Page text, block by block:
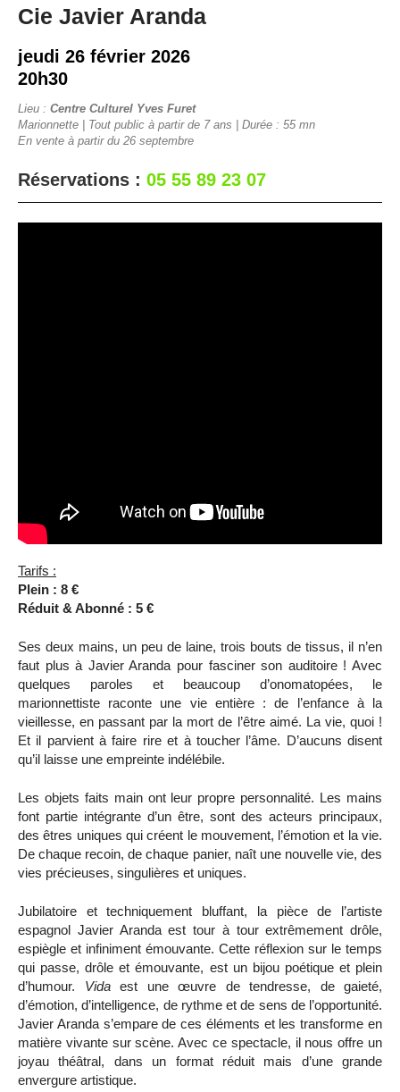
Cie Javier Aranda
jeudi 26 février 2026
20h30
Lieu : Centre Culturel Yves Furet
Marionnette | Tout public à partir de 7 ans | Durée : 55 mn
En vente à partir du 26 septembre
Réservations : 05 55 89 23 07
Tarifs :
Plein : 8 €
Réduit & Abonné : 5 €
Ses deux mains, un peu de laine, trois bouts de tissus, il n’en
faut plus à Javier Aranda pour fasciner son auditoire ! Avec
quelques paroles et beaucoup d’onomatopées, le
marionnettiste raconte une vie entière : de l’enfance à la
vieillesse, en passant par la mort de l’être aimé. La vie, quoi !
Et il parvient à faire rire et à toucher l’âme. D’aucuns disent
qu’il laisse une empreinte indélébile.
Les objets faits main ont leur propre personnalité. Les mains
font partie intégrante d’un être, sont des acteurs principaux,
des êtres uniques qui créent le mouvement, l’émotion et la vie.
De chaque recoin, de chaque panier, naît une nouvelle vie, des
vies précieuses, singulières et uniques.
Jubilatoire et techniquement bluffant, la pièce de l’artiste
espagnol Javier Aranda est tour à tour extrêmement drôle,
espiègle et infiniment émouvante. Cette réflexion sur le temps
qui passe, drôle et émouvante, est un bijou poétique et plein
d’humour. Vidaest une œuvre de tendresse, de gaieté,
d’émotion, d’intelligence, de rythme et de sens de l’opportunité.
Javier Aranda s’empare de ces éléments et les transforme en
matière vivante sur scène. Avec ce spectacle, il nous offre un
joyau théâtral, dans un format réduit mais d’une grande
envergure artistique.